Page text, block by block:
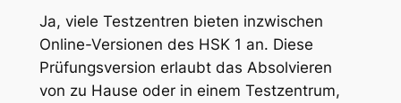
Ja, viele Testzentren bieten inzwischen
Online-Versionen des HSK 1 an. Diese
Prüfungsversion erlaubt das Absolvieren
von zu Hause oder in einem Testzentrum,